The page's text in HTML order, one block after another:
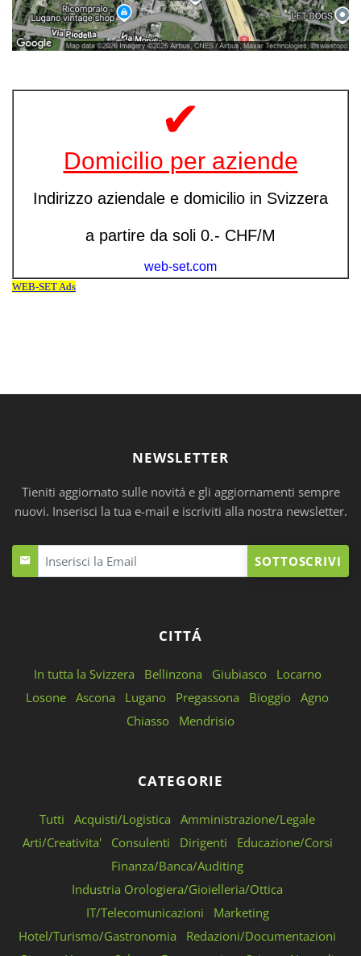
NEWSLETTER
Tieniti aggiornato sulle novitá e gli aggiornamenti sempre
nuovi. Inserisci la tua e-mail e iscriviti alla nostra newsletter.
SOTTOSCRIVI
CITTÁ
In tutta la Svizzera Bellinzona Giubiasco
Locarno
Losone Ascona Lugano Pregassona Bioggio Agno
Chiasso
Mendrisio
CATEGORIE
Tutti Acquisti/Logistica
Amministrazione/Legale
Arti/Creativita'
Consulenti Dirigenti
Educazione/Corsi
Finanza/Banca/Auditing
Industria Orologiera/Gioielleria/Ottica
IT/Telecomunicazioni
Marketing
Hotel/Turismo/Gastronomia
Redazioni/Documentazioni